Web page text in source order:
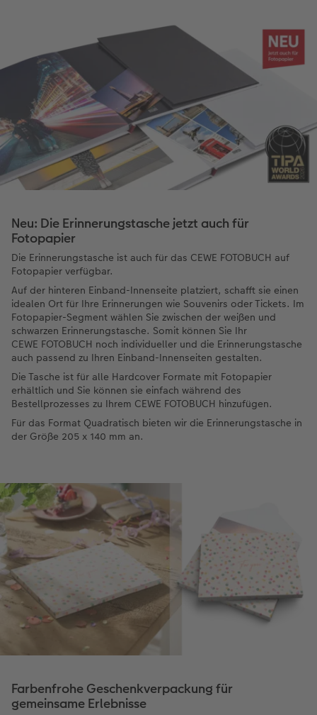
Neu: Die Erinnerungstasche jetzt auch für
Fotopapier
Die Erinnerungstasche ist auch für das CEWE FOTOBUCH auf
Fotopapier verfügbar.
Auf der hinteren Einband-Innenseite platziert, schafft sie einen
idealen Ort für Ihre Erinnerungen wie Souvenirs oder Tickets. Im
Fotopapier-Segment wählen Sie zwischen der weißen und
schwarzen Erinnerungstasche. Somit können Sie Ihr
CEWE FOTOBUCH noch individueller und die Erinnerungstasche
auch passend zu Ihren Einband-Innenseiten gestalten.
Die Tasche ist für alle Hardcover Formate mit Fotopapier
erhältlich und Sie können sie einfach während des
Bestellprozesses zu Ihrem CEWE FOTOBUCH hinzufügen.
Für das Format Quadratisch bieten wir die Erinnerungstasche in
der Größe 205 x 140 mm an.
Farbenfrohe Geschenkverpackung für
gemeinsame Erlebnisse